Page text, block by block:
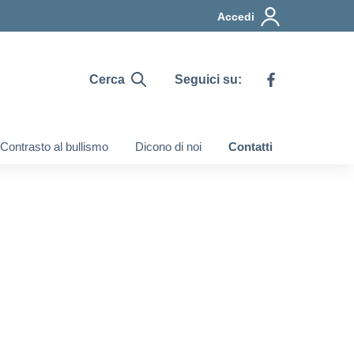
Accedi
Cerca Seguici su:
Contrasto al bullismo Dicono di noi Contatti